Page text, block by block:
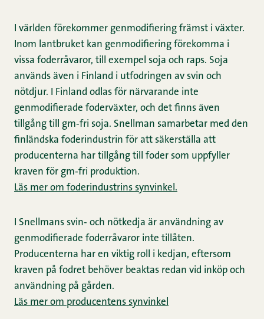
I världen förekommer genmodifiering främst i växter.
Inom lantbruket kan genmodifiering förekomma i
vissa foderråvaror, till exempel soja och raps. Soja
används även i Finland i utfodringen av svin och
nötdjur. I Finland odlas för närvarande inte
genmodifierade foderväxter, och det finns även
tillgång till gm‑fri soja. Snellman samarbetar med den
finländska foderindustrin för att säkerställa att
producenterna har tillgång till foder som uppfyller
kraven för gm‑fri produktion.
Läs mer om foderindustrins synvinkel.
I Snellmans svin‑ och nötkedja är användning av
genmodifierade foderråvaror inte tillåten.
Producenterna har en viktig roll i kedjan, eftersom
kraven på fodret behöver beaktas redan vid inköp och
användning på gården.
Läs mer om producentens synvinkel